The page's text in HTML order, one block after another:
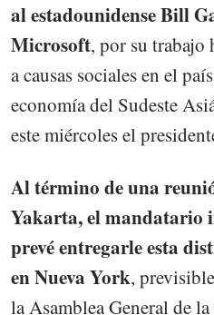
al estadounidense Bill
Microsoft, por su trabajo
a causas sociales en el
economía del Sudeste
este miércoles el
Al término de una
Yakarta, el mandatario
prevé entregarle esta
en Nueva York,
la Asamblea General de